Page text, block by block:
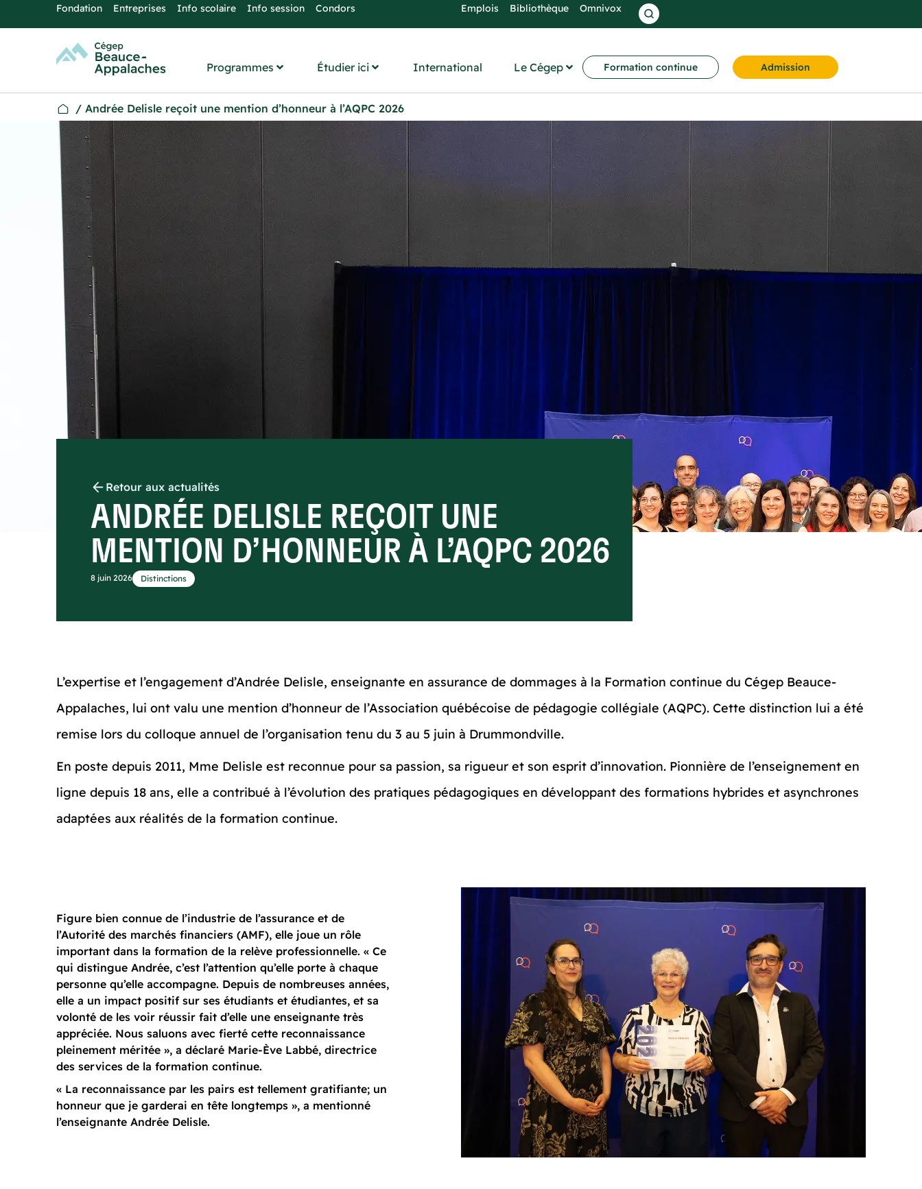
Fondation Entreprises Info scolaire Info session Condors Emplois Bibliothèque Omnivox
Programmes Étudier ici International Le Cégep Formation continue Admission
/ Andrée Delisle reçoit une mention d’honneur à l’AQPC 2026
Retour aux actualités
ANDRÉE DELISLE REÇOIT UNE
MENTION D’HONNEUR À L’AQPC 2026
8 juin 2026 Distinctions
L’expertise et l’engagement d’Andrée Delisle, enseignante en assurance de dommages à la Formation continue du Cégep Beauce-
Appalaches, lui ont valu une mention d’honneur de l’Association québécoise de pédagogie collégiale (AQPC). Cette distinction lui a été
remise lors du colloque annuel de l’organisation tenu du 3 au 5 juin à Drummondville.
En poste depuis 2011, Mme Delisle est reconnue pour sa passion, sa rigueur et son esprit d’innovation. Pionnière de l’enseignement en
ligne depuis 18 ans, elle a contribué à l’évolution des pratiques pédagogiques en développant des formations hybrides et asynchrones
adaptées aux réalités de la formation continue.
Figure bien connue de l’industrie de l’assurance et de
l’Autorité des marchés financiers (AMF), elle joue un rôle
important dans la formation de la relève professionnelle. « Ce
qui distingue Andrée, c’est l’attention qu’elle porte à chaque
personne qu’elle accompagne. Depuis de nombreuses années,
elle a un impact positif sur ses étudiants et étudiantes, et sa
volonté de les voir réussir fait d’elle une enseignante très
appréciée. Nous saluons avec fierté cette reconnaissance
pleinement méritée », a déclaré Marie-Ève Labbé, directrice
des services de la formation continue.
« La reconnaissance par les pairs est tellement gratifiante; un
honneur que je garderai en tête longtemps », a mentionné
l’enseignante Andrée Delisle.